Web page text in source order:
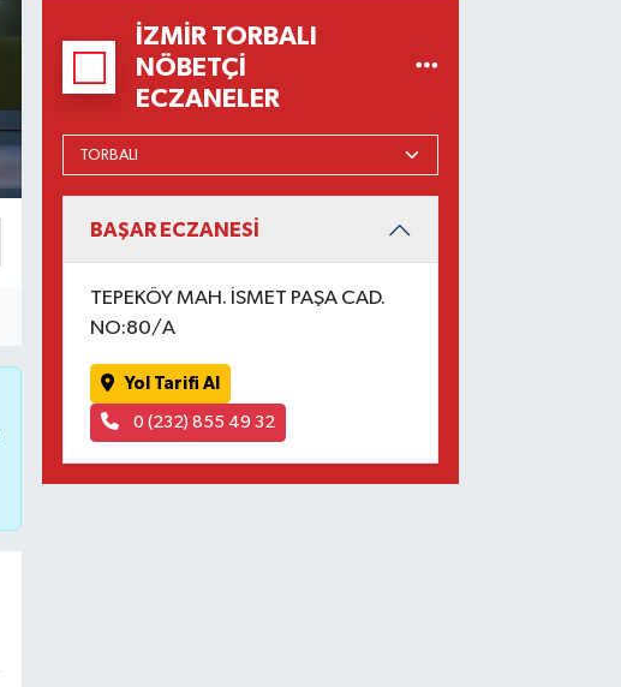
İZMIR TORBALI
NÖBETÇI
ECZANELER
BAŞAR ECZANESİ
TEPEKÖY MAH. İSMET PAŞA CAD.
NO:80/A
Yol Tarifi Al
0 (232) 855 49 32